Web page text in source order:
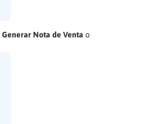
Generar Nota de Venta o